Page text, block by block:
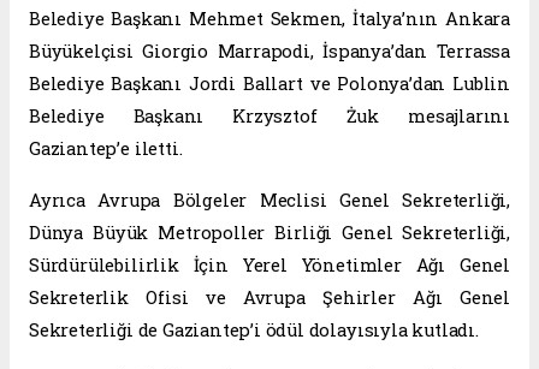
Belediye Başkanı Mehmet Sekmen, İtalya’nın Ankara
Büyükelçisi Giorgio Marrapodi, İspanya’dan Terrassa
Belediye Başkanı Jordi Ballart ve Polonya’dan Lublin
Belediye Başkanı Krzysztof Żuk mesajlarını
Gaziantep’e iletti.
Ayrıca Avrupa Bölgeler Meclisi Genel Sekreterliği,
Dünya Büyük Metropoller Birliği Genel Sekreterliği,
Sürdürülebilirlik İçin Yerel Yönetimler Ağı Genel
Sekreterlik Ofisi ve Avrupa Şehirler Ağı Genel
Sekreterliği de Gaziantep’i ödül dolayısıyla kutladı.